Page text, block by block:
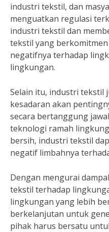
industri tekstil, dan
menguatkan regulasi
industri tekstil dan
tekstil yang
negatifnya terhadap
lingkungan.
Selain itu, industri tekstil
kesadaran akan
secara bertanggung
teknologi ramah
bersih, industri tekstil
negatif limbahnya
Dengan mengurai
tekstil terhadap
lingkungan yang lebih
berkelanjutan untuk
pihak harus bersatu